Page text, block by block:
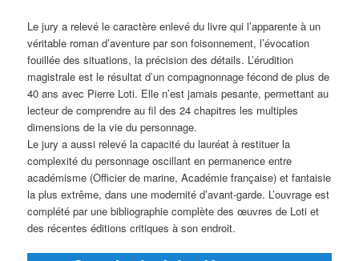
Le jury a relevé le caractère enlevé du livre qui l’apparente à un
véritable roman d’aventure par son foisonnement, l’évocation
fouillée des situations, la précision des détails. L’érudition
magistrale est le résultat d’un compagnonnage fécond de plus de
40 ans avec Pierre Loti. Elle n’est jamais pesante, permettant au
lecteur de comprendre au fil des 24 chapitres les multiples
dimensions de la vie du personnage.
Le jury a aussi relevé la capacité du lauréat à restituer la
complexité du personnage oscillant en permanence entre
académisme (Officier de marine, Académie française) et fantaisie
la plus extrême, dans une modernité d’avant-garde. L’ouvrage est
complété par une bibliographie complète des œuvres de Loti et
des récentes éditions critiques à son endroit.